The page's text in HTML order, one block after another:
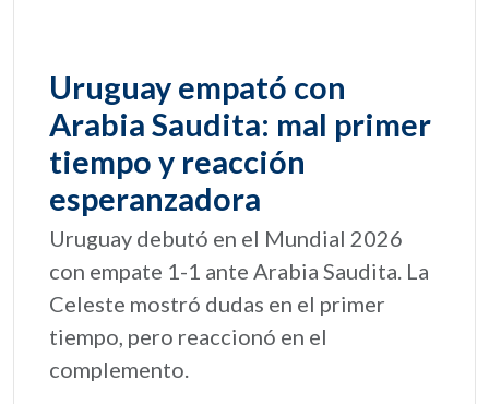
Uruguay empató con
Arabia Saudita: mal primer
tiempo y reacción
esperanzadora
Uruguay debutó en el Mundial 2026
con empate 1-1 ante Arabia Saudita. La
Celeste mostró dudas en el primer
tiempo, pero reaccionó en el
complemento.